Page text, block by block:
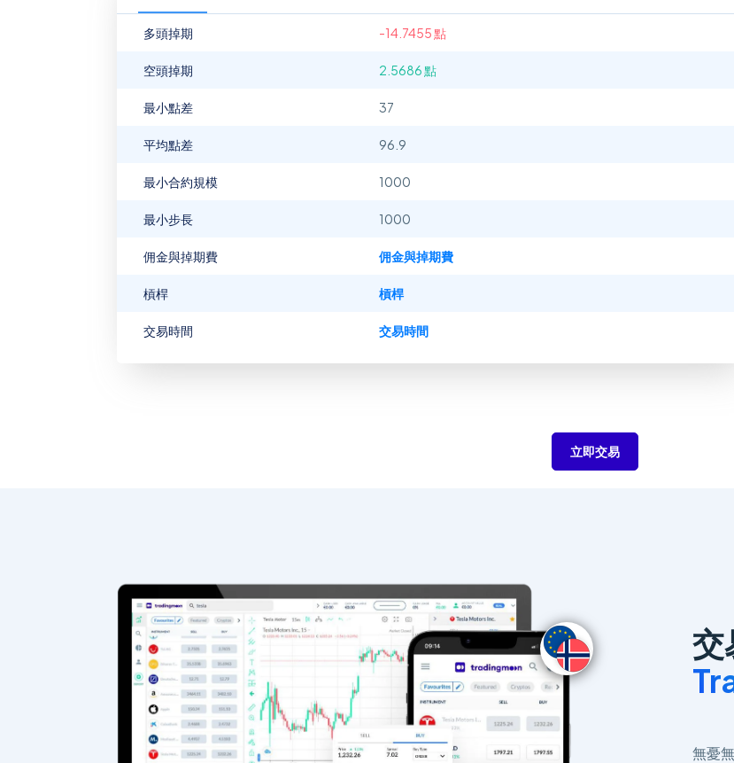
多頭掉期 -14.7455 點
空頭掉期 2.5686 點
最小點差 37
平均點差 96.9
最小合約規模 1000
最小步長 1000
佣金與掉期費 佣金與掉期費
槓桿 槓桿
交易時間 交易時間
立即交易
交
無憂